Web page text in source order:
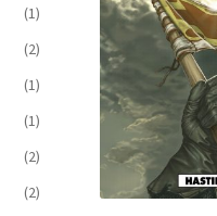
(1)
(2)
(1)
(1)
(2)
(2)